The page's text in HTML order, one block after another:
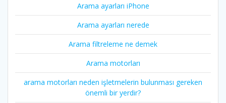
Arama ayarları iPhone
Arama ayarları nerede
Arama filtreleme ne demek
Arama motorları
arama motorları neden işletmelerin bulunması gereken
önemli bir yerdir?